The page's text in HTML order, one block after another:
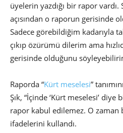
üyelerin yazdığı bir rapor
açısından o raporun gerisinde
Sadece görebildiğim kadarıyla
çıkıp özürümü dilerim ama
gerisinde olduğunu
Raporda “Kürt meselesi”
Şık, “İçinde ‘Kürt meselesi’ diye
rapor kabul edilemez. O zaman
ifadelerini kullandı.